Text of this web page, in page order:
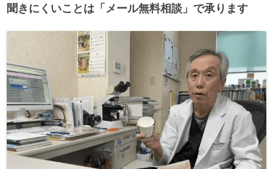
聞きにくいことは「メール無料相談」で承ります